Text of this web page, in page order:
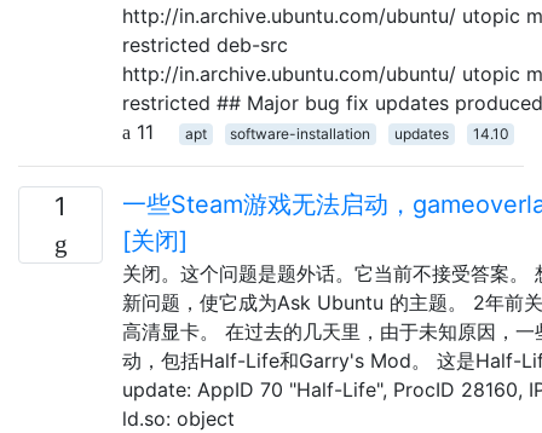
http://in.archive.ubuntu.com/ubuntu/ utopic
restricted deb-src
http://in.archive.ubuntu.com/ubuntu/ utopic
restricted ## Major bug fix updates
11
apt software-installation updates 14.10
1
一些Steam游戏无法启动，
[关闭]
关闭。这个问题是题外话。它当前不接受答案。
新问题，使它成为Ask Ubuntu 的主题。 2年前
高清显卡。 在过去的几天里，由于未知原因，
动，包括Half-Life和Garry's Mod。 这是Half-
update: AppID 70 "Half-Life", ProcID 28160,
ld.so: object